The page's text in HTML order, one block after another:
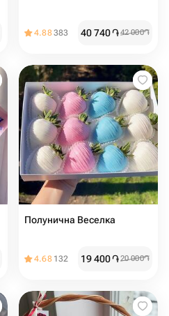
4.88383 40 740֏42 000֏
Полунична Веселка
4.68 132 19 400֏20 000֏